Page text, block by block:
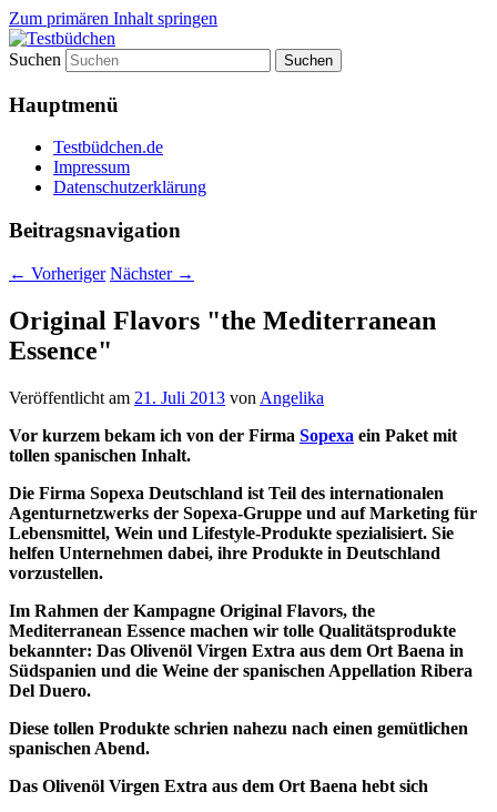
Zum primären Inhalt springen
Testbüdchen
Lifestyle For Living
Suchen
Hauptmenü
Testbüdchen.de
Impressum
Datenschutzerklärung
Beitragsnavigation
← Vorheriger Nächster →
Original Flavors "the Mediterranean
Essence"
Veröffentlicht am 21. Juli 2013 von Angelika
Vor kurzem bekam ich von der Firma Sopexa ein Paket mit
tollen spanischen Inhalt.
Die Firma Sopexa Deutschland ist Teil des internationalen
Agenturnetzwerks der Sopexa-Gruppe und auf Marketing für
Lebensmittel, Wein und Lifestyle-Produkte spezialisiert. Sie
helfen Unternehmen dabei, ihre Produkte in Deutschland
vorzustellen.
Im Rahmen der Kampagne Original Flavors, the
Mediterranean Essence machen wir tolle Qualitätsprodukte
bekannter: Das Olivenöl Virgen Extra aus dem Ort Baena in
Südspanien und die Weine der spanischen Appellation Ribera
Del Duero.
Diese tollen Produkte schrien nahezu nach einen gemütlichen
spanischen Abend.
Das Olivenöl Virgen Extra aus dem Ort Baena hebt sich